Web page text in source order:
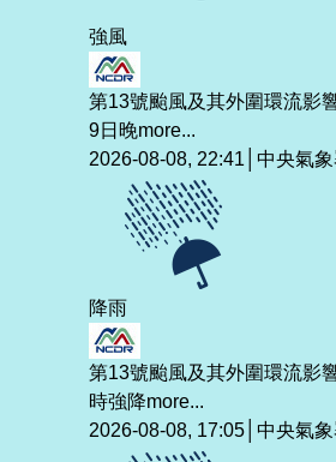
強風
第13號颱風及其外圍環流影
9日晚more...
2026-08-08, 22:41│中央氣
降雨
第13號颱風及其外圍環流影
時強降more...
2026-08-08, 17:05│中央氣